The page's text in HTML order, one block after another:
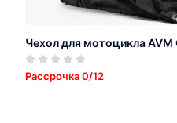
Чехол для мотоцикла AVM
Рассрочка 0/12